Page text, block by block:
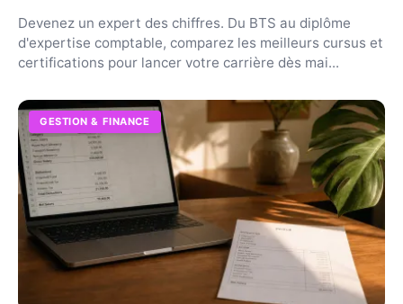
Devenez un expert des chiffres. Du BTS au diplôme
d'expertise comptable, comparez les meilleurs cursus et
certifications pour lancer votre carrière dès mai...
GESTION & FINANCE